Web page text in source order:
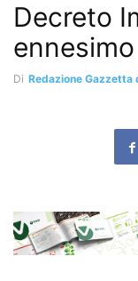
Decreto
Di Redazione Gazzetta